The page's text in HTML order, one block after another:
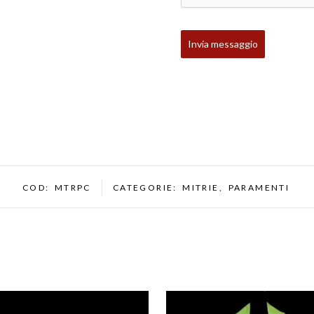
Invia messaggio
COD: MTRPC CATEGORIE: MITRIE , PARAMENTI